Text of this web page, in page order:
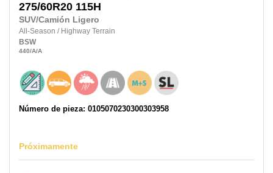
275/60R20 115H
SUV/Camión Ligero
All-Season / Highway Terrain
BSW
440/A/A
Número de pieza: 0105070230300303958
Próximamente